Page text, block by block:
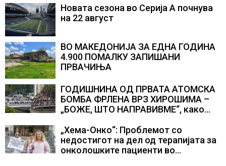
Новата сезона во Серија А почнува
на 22 август
ВО МАКЕДОНИЈА ЗА ЕДНА ГОДИНА
4.900 ПОМАЛКУ ЗАПИШАНИ
ПРВАЧИЊА
ГОДИШНИНА ОД ПРВАТА АТОМСКА
БОМБА ФРЛЕНА ВРЗ ХИРОШИМА –
„БОЖЕ, ШТО НАПРАВИВМЕ“, како
Геј“ и учесниците во
бомбардирањето го доживуваа овој
настан што го промени текот на
„Хема-Онко“: Проблемот со
недостигот на дел од терапијата за
онколошките пациенти во